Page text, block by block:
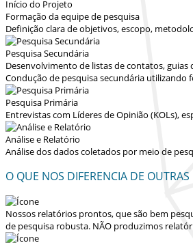
Início do Projeto
Formação da equipe de pesquisa
Definição clara de objetivos, escopo,
Pesquisa Secundária
Desenvolvimento de listas de contatos,
Condução de pesquisa secundária utilizando
Pesquisa Primária
Entrevistas com Líderes de Opinião (KOLs),
Análise e Relatório
Análise dos dados coletados por meio de
O QUE NOS DIFERENCIA DE OUTRAS
Nossos relatórios prontos, que são bem
de pesquisa robusta. NÃO produzimos